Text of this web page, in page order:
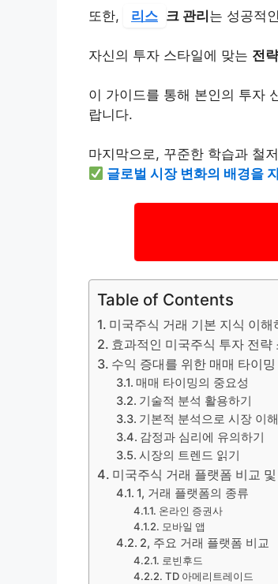
또한, 리스 크 관리 는 성공적
자신의 투자 스타일에 맞는 전략
이 가이드를 통해 본인의 투자
랍니다.
마지막으로, 꾸준한 학습과 철
글로벌 시장 변화의 배경을
Table of Contents
미국주식 거래 기본 지식 이해
효과적인 미국주식 투자 전략
수익 증대를 위한 매매 타이밍
매매 타이밍의 중요성
기술적 분석 활용하기
기본적 분석으로 시장 이
감정과 심리에 유의하기
시장의 트렌드 읽기
미국주식 거래 플랫폼 비교
1, 거래 플랫폼의 종류
온라인 증권사
모바일 앱
2, 주요 거래 플랫폼 비교
로빈후드
TD 아메리트레이드